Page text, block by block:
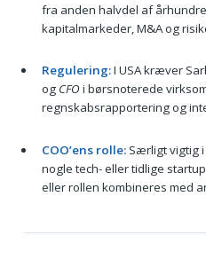
fra anden halvdel af
kapitalmarkeder, M&A og
Regulering:I USA kræver
og CFOi børsnoterede
regnskabsrapportering og
COO’ens rolle:Særligt vigtig i
nogle tech- eller tidlige
eller rollen kombineres med